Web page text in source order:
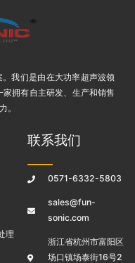
。我们是由在大功率超声波领
拥有自主研发、生产和销售
。
理
联系我们
0571-6332-5803
sales@fun-
sonic.com
浙江省杭州市富阳区
场口镇场泰街16号2